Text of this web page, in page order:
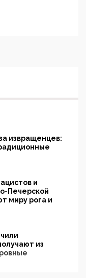
извращенцев:
и
Печерской
миру рога и
из